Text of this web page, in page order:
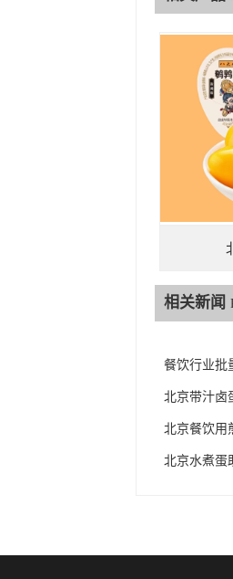
相关新闻
餐饮行业批
北京带汁卤
北京餐饮用
北京水煮蛋